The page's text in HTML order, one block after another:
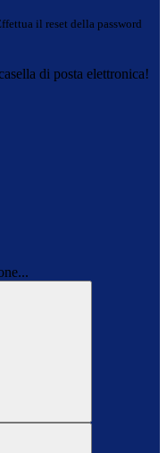
il reset della password
di posta elettronica!